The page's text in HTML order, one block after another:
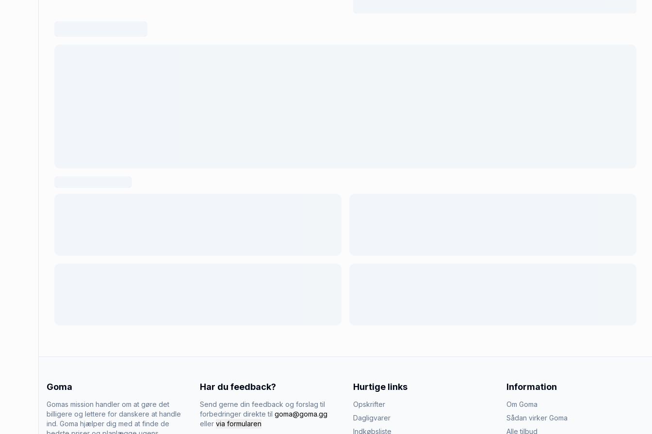
Goma
Gomas mission handler om at gøre det
billigere og lettere for danskere at handle
ind. Goma hjælper dig med at finde de
Har du feedback?
Send gerne din feedback og forslag til
forbedringer direkte til goma@goma.gg
eller via formularen
Hurtige links
Opskrifter
Dagligvarer
Indkøbsliste
Information
Om Goma
Sådan virker Goma
Alle tilbud